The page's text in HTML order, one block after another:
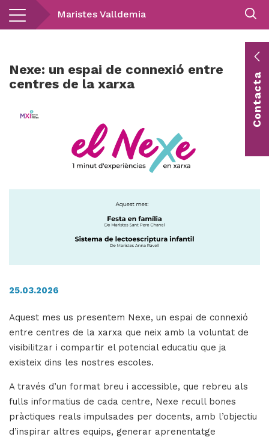
Vés
Maristes Valldemia
Nexe: un espai de connexió entre
centres de la xarxa
25.03.2026
Aquest mes us presentem Nexe, un espai de connexió
entre centres de la xarxa que neix amb la voluntat de
visibilitzar i compartir el potencial educatiu que ja
existeix dins les nostres escoles.
A través d’un format breu i accessible, que rebreu als
fulls informatius de cada centre, Nexe recull bones
pràctiques reals impulsades per docents, amb l’objectiu
d’inspirar altres equips, generar aprenentatge
Contacta